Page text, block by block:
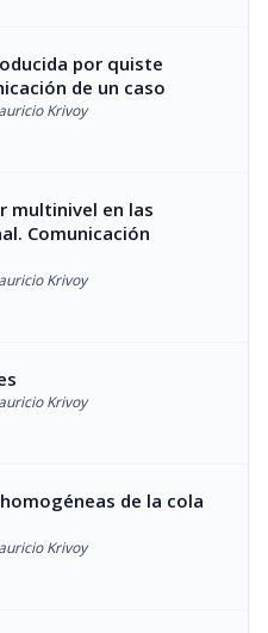
por quiste
de un caso
Krivoy
multinivel en las
Comunicación
Krivoy
Krivoy
de la cola
Krivoy